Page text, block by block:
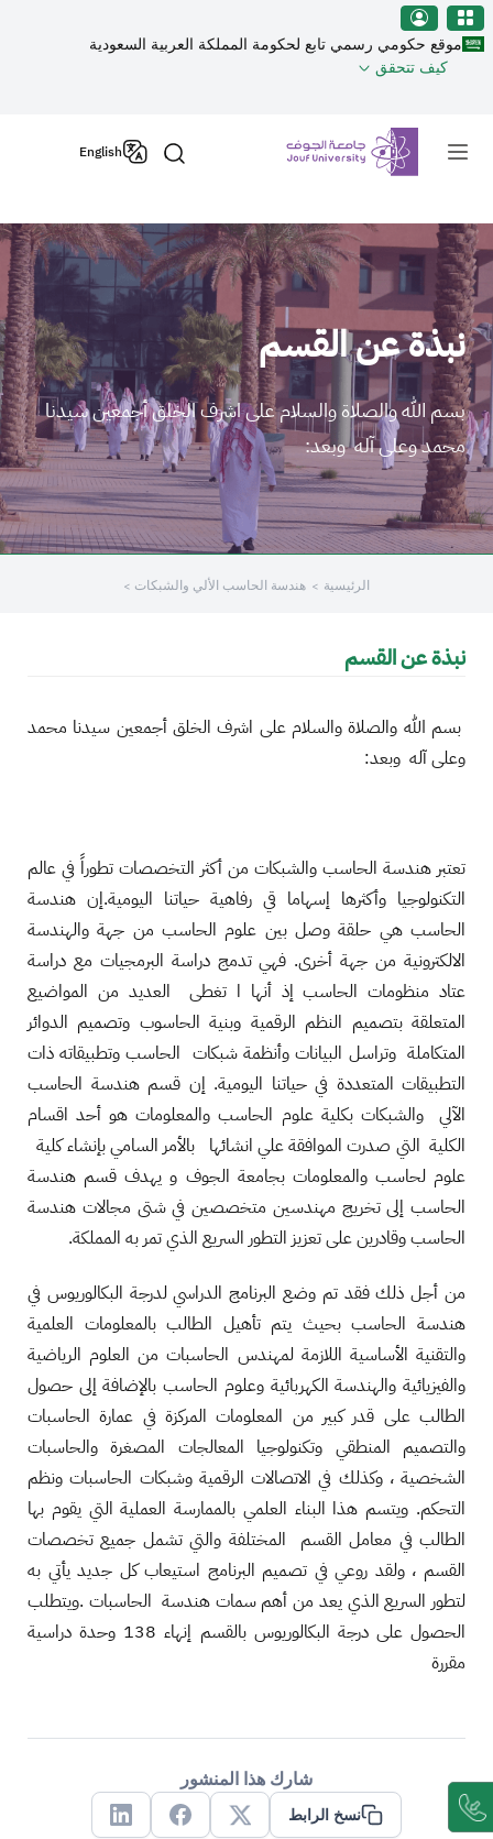
منطقة الجوف-جامعة الجوف
تجاوز إلى المحتوى الرئيسي
موقع حكومي رسمي تابع لحكومة المملكة العربية السعودية
كيف تتحقق
Primary menu
English
نبذة عن القسم
بسم الله والصلاة والسلام على اشرف الخلق أجمعين سيدنا
محمد وعلى آله وبعد:
الرئيسية هندسة الحاسب الألي والشبكات
نبذة عن القسم
بسم الله والصلاة والسلام على اشرف الخلق أجمعين سيدنا محمد
وعلى آله وبعد:
تعتبر هندسة الحاسب والشبكات من أكثر التخصصات تطوراً في عالم
التكنولوجيا وأكثرها إسهاما قي رفاهية حياتنا اليومية.إن هندسة
الحاسب هي حلقة وصل بين علوم الحاسب من جهة والهندسة
الالكترونية من جهة أخرى. فهي تدمج دراسة البرمجيات مع دراسة
عتاد منظومات الحاسب إذ أنها ا تغطى العديد من المواضيع
المتعلقة بتصميم النظم الرقمية وبنية الحاسوب وتصميم الدوائر
المتكاملة وتراسل البيانات وأنظمة شبكات الحاسب وتطبيقاته ذات
التطبيقات المتعددة في حياتنا اليومية. إن قسم هندسة الحاسب
الآلي والشبكات بكلية علوم الحاسب والمعلومات هو أحد اقسام
الكلية التي صدرت الموافقة علي انشائها بالأمر السامي بإنشاء كلية
علوم لحاسب والمعلومات بجامعة الجوف و يهدف قسم هندسة
الحاسب إلى تخريج مهندسين متخصصين في شتى مجالات هندسة
الحاسب وقادرين على تعزيز التطور السريع الذي تمر به المملكة.
من أجل ذلك فقد تم وضع البرنامج الدراسي لدرجة البكالوريوس في
هندسة الحاسب بحيث يتم تأهيل الطالب بالمعلومات العلمية
والتقنية الأساسية اللازمة لمهندس الحاسبات من العلوم الرياضية
والفيزيائية والهندسة الكهربائية وعلوم الحاسب بالإضافة إلى حصول
الطالب على قدر كبير من المعلومات المركزة في عمارة الحاسبات
والتصميم المنطقي وتكنولوجيا المعالجات المصغرة والحاسبات
الشخصية ، وكذلك في الاتصالات الرقمية وشبكات الحاسبات ونظم
التحكم. ويتسم هذا البناء العلمي بالممارسة العملية التي يقوم بها
الطالب في معامل القسم المختلفة والتي تشمل جميع تخصصات
القسم ، ولقد روعي في تصميم البرنامج استيعاب كل جديد يأتي به
لتطور السريع الذي يعد من أهم سمات هندسة الحاسبات .ويتطلب
الحصول على درجة البكالوريوس بالقسم إنهاء 138 وحدة دراسية
مقررة
شارك هذا المنشور
نسخ الرابط
X
Facebook
Linkedin